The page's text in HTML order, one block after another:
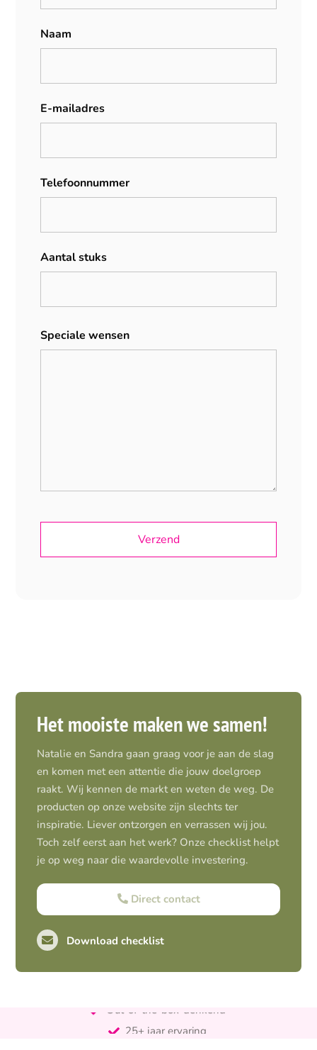
Naam
E-mailadres
Telefoonnummer
Aantal stuks
Speciale wensen
Het mooiste maken we samen!
Natalie en Sandra gaan graag voor je aan de slag
en komen met een attentie die jouw doelgroep
raakt. Wij kennen de markt en weten de weg. De
producten op onze website zijn slechts ter
inspiratie. Liever ontzorgen en verrassen wij jou.
Toch zelf eerst aan het werk? Onze checklist helpt
je op weg naar die waardevolle investering.
Direct contact
Download checklist
25+ jaar ervaring